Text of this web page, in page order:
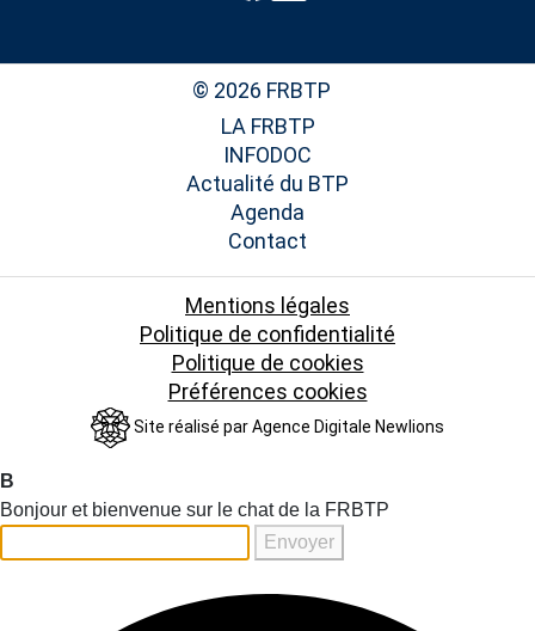
© 2026 FRBTP
LA FRBTP
INFODOC
Actualité du BTP
Agenda
Contact
Site réalisé parAgence Digitale Newlions
Mentions légales
Politique de confidentialité
Politique de cookies
Préférences cookies
B
Bonjour et bienvenue sur le chat de la FRBTP
Envoyer